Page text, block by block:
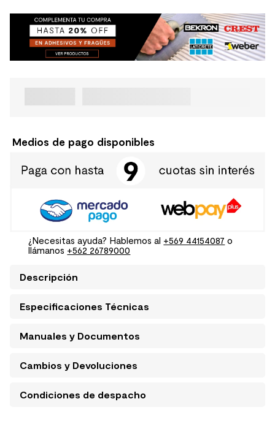
Medios de pago disponibles
¿Necesitas ayuda? Hablemos al +569 44154087 o
llámanos +562 26789000
Descripción
Especificaciones Técnicas
Manuales y Documentos
Cambios y Devoluciones
Condiciones de despacho